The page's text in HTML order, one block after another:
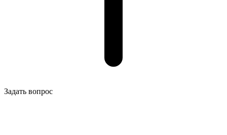
Задать вопрос